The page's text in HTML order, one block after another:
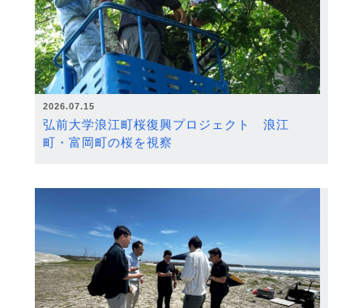
2026.07.15
弘前大学浪江町桜復興プロジェクト 浪江
町・富岡町の桜を視察